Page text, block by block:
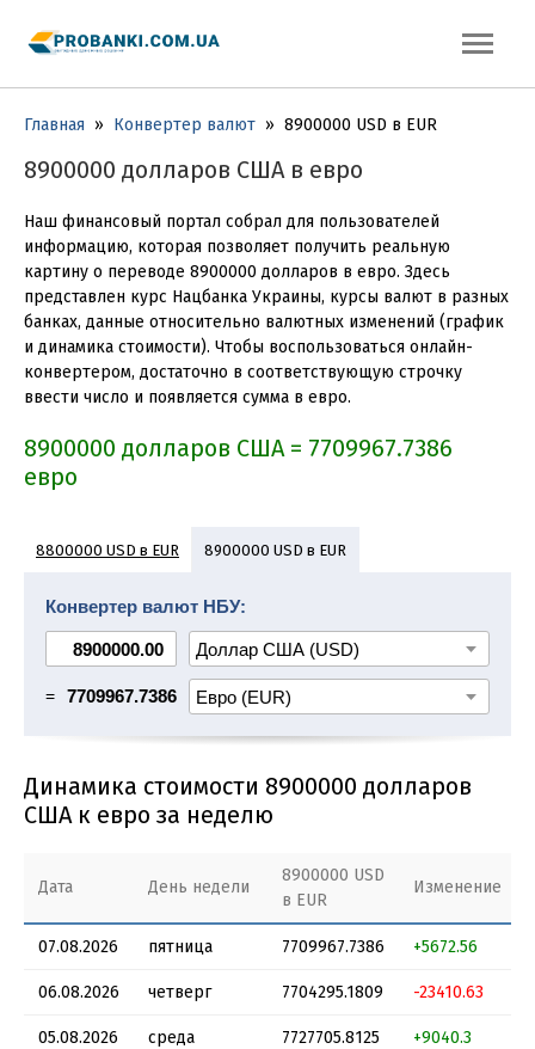
Главная » Конвертер валют » 8900000 USD в EUR
8900000 долларов США в евро
Наш финансовый портал собрал для пользователей
информацию, которая позволяет получить реальную
картину о переводе 8900000 долларов в евро. Здесь
представлен курс Нацбанка Украины, курсы валют в разных
банках, данные относительно валютных изменений (график
и динамика стоимости). Чтобы воспользоваться онлайн-
конвертером, достаточно в соответствующую строчку
ввести число и появляется сумма в евро.
8900000 долларов США = 7709967.7386
евро
8800000 USD в EUR 8900000 USD в EUR
9200000 USD в EUR 9300000 USD в EUR
9400000 USD в EUR
Конвертер валют НБУ:
= 7709967.7386
Динамика стоимости 8900000 долларов
США к евро за неделю
Дата День недели
8900000 USD
в EUR
Изменение
07.08.2026 пятница 7709967.7386 +5672.56
06.08.2026 четверг 7704295.1809 -23410.63
05.08.2026 среда 7727705.8125 +9040.3